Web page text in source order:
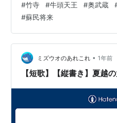
天王を参拝し、続けて社務所
の「蘇民将来」の像を頂戴し
のおまもりとして「蘇民将来
れていて 職人さんが一体一体
んの話ですと、毎年授ける方
っているようです。年季が入
#竹寺 #牛頭天王 #奥武蔵
#蘇民将来
ミズウオのあれこれ • 1年前
【短歌】【縦書き】夏越